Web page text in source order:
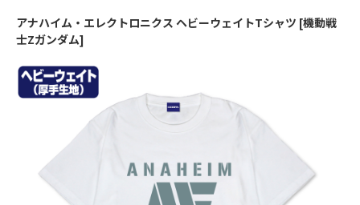
アナハイム・エレクトロニクス ヘビーウェイトTシャツ [機動戦
士Zガンダム]